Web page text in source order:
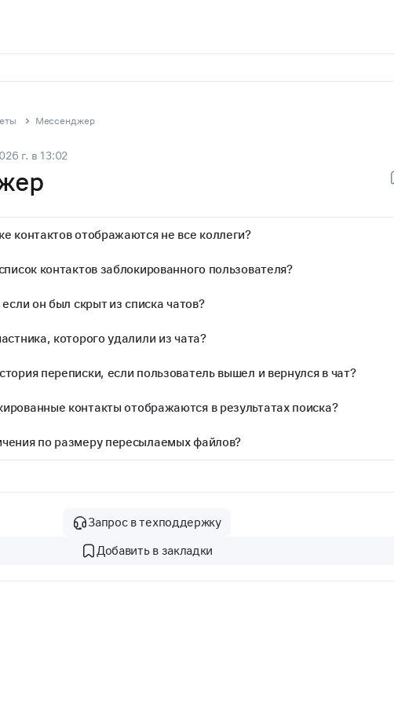
Мессенджер
г. в 13:02
контактов отображаются не все коллеги?
контактов заблокированного пользователя?
он был скрыт из списка чатов?
которого удалили из чата?
переписки, если пользователь вышел и вернулся в чат?
контакты отображаются в результатах поиска?
по размеру пересылаемых файлов?
Запрос в техподдержку
Добавить в закладки